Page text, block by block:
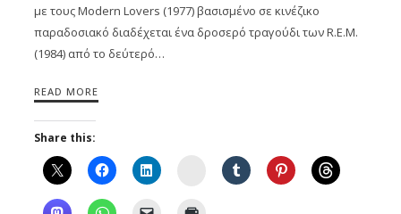
με τους Modern Lovers (1977) βασισμένο σε κινέζικο
παραδοσιακό διαδέχεται ένα δροσερό τραγούδι των R.E.M.
(1984) από το δεύτερό…
READ MORE
Share this:
Instagram